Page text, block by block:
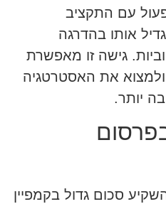
עם התקציב
אותו בהדרגה
גישה זו מאפשרת
את האסטרטגיה
יותר.
סכום גדול בקמפיין